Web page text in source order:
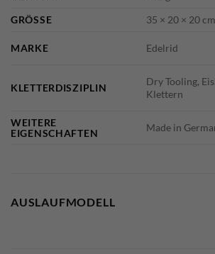
GRÖSSE
35 × 20 × 20 cm
MARKE Edelrid
KLETTERDISZIPLIN
Dry Tooling,
Klettern
WEITERE
EIGENSCHAFTEN
Made in
AUSLAUFMODELL